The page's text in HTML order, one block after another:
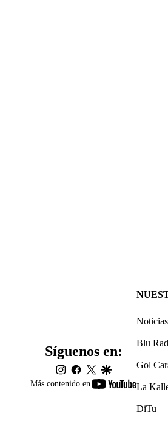
Más contenido en
Síguenos en:
instagram
facebook
twittergoogle
Blu
Gol
La
DiTu